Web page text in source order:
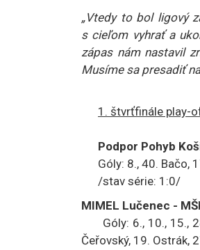
„Vtedy to bol ligový
s cieľom vyhrať a
zápas nám nastavil
Musíme sa presadiť
1. štvrťfinále play-
Podpor Pohyb
Góly: 8., 40. Bačo,
/stav série: 1:0/
MIMEL Lučenec -
Góly: 6., 10., 15.,
Čeřovský, 19. Ostrák,